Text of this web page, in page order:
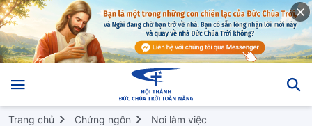
Trang chủ Chứng ngôn Nơi làm việc